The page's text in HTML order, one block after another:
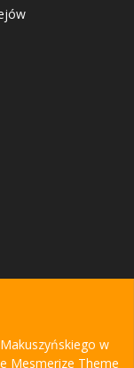
w
Mesmerize Theme